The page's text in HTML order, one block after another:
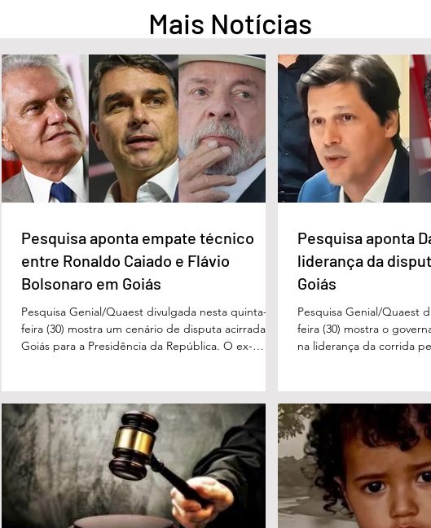
Pesquisa aponta empate
técnico entre Ronaldo Caiado
e Flávio Bolsonaro em Goiás
Pesquisa aponta Daniel
na liderança da disputa
Governo de Goiás
Mais Notícias
Pesquisa aponta empate técnico
entre Ronaldo Caiado e Flávio
Bolsonaro em Goiás
Pesquisa Genial/Quaest divulgada nesta quinta-
feira (30) mostra um cenário de disputa acirrada em
Goiás para a Presidência da República. O ex-
27%. Considerando a margem de erro de três
pontos percentuais, os dois estão em empate
técnico. Na terceira colocação está o presidente
Luiz Inácio Lula da Silva (PT), com 23% das
intenções de voto. Os
Pesquisa aponta
liderança da
Goiás
Pesquisa Genial/Quaest
feira (30) mostra o
na liderança da corrida
turno, Daniel Vilela
de voto, seguido pelo ex-
Perillo (PSDB), com 21%.
Morais (PL), com 11%,
3%, e